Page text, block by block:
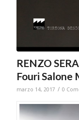
RENZO
Fouri Salone
marzo 14, 2017 / 0